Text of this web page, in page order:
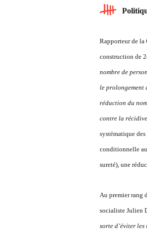
Rapporteur de
construction de
nombre de
le prolongement
réduction du
contre la récidive
systématique
conditionnelle
sureté), une
Au premier rang
socialiste Julien
sorte d’éviter